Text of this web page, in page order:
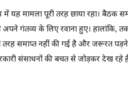
मामला पूरी तरह छाया रहा। बैठक
अपने गंतव्य के लिए रवाना हुए। हालांकि,
तरह समाप्त नहीं की गई है और जरूरत
संसाधनों की बचत से जोड़कर देख रहे